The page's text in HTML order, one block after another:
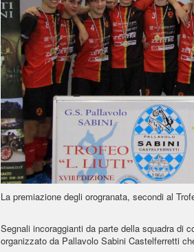
La premiazione degli orogranata, secondi al
Segnali incoraggianti da parte della squadra di
organizzato da Pallavolo Sabini Castelferretti